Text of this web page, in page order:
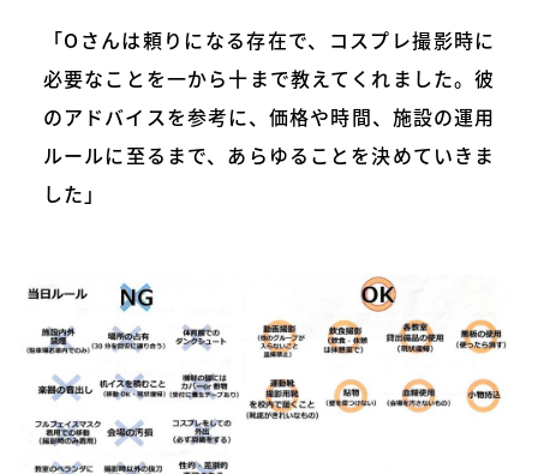
「Oさんは頼りになる存在で、コスプレ撮影時に
必要なことを一から十まで教えてくれました。彼
のアドバイスを参考に、価格や時間、施設の運用
ルールに至るまで、あらゆることを決めていきま
した」